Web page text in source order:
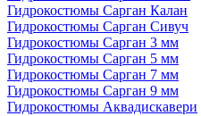
Гидрокостюмы Сарган Калан
Гидрокостюмы Сарган Сивуч
Гидрокостюмы Сарган 3 мм
Гидрокостюмы Сарган 5 мм
Гидрокостюмы Сарган 7 мм
Гидрокостюмы Сарган 9 мм
Гидрокостюмы Аквадискавери